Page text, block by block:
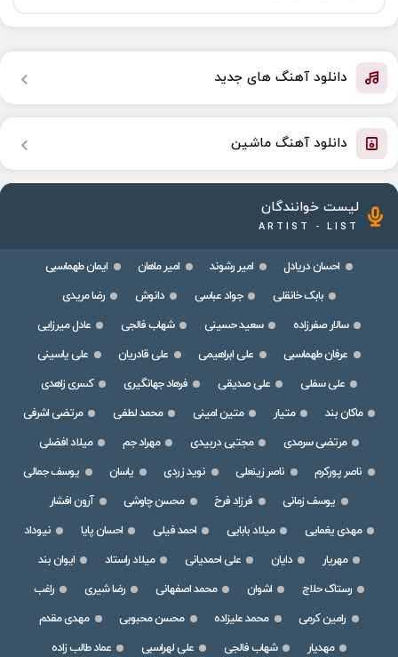
دانلود آهنگ های جدید
دانلود آهنگ ماشین
لیست خوانندگان
ARTIST - LIST
احسان دریادل امیر رشوند امیر ماهان
ایمان طهماسبی
بابک خانقلی
جواد عباسی دانوش
رضا مریدی
سالار صفرزاده
سعید حسینی شهاب فالجی
عادل میرزایی
عرفان طهماسبی
علی ابراهیمی علی قادریان
علی یاسینی
علی سفلی
علی صدیقی فرهاد جهانگیری
کسری زاهدی
ماکان بند
متیار متین امینی محمد لطفی
مرتضی اشرفی
مرتضی سرمدی
مجتبی دربیدی مهراد جم
میلاد افضلی
ناصر پورکرم
ناصر زینعلی نوید زردی یاسان
یوسف جمالی
یوسف زمانی
فرزاد فرخ محسن چاوشی
آرون افشار
مهدی یغمایی
میلاد بابایی احمد فیلی احسان پایا
نیوداد
مهریار
دایان علی احمدیانی میلاد راستاد
ایوان بند
رستاک حلاج
اشوان محمد اصفهانی رضا شیری
راغب
رامین کرمی
محمد علیزاده محسن محبوبی
مهدی مقدم
مهدیار
شهاب فالجی علی لهراسبی عماد طالب زاده